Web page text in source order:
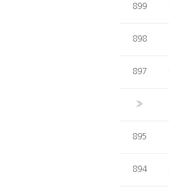
899
898
897
»
895
894